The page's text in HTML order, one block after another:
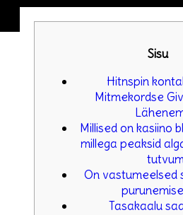
Sisu
Hitnspin
Mitmekordse
Millised on kasiino
millega peaksid
On vastumeelsed
Tasakaalu